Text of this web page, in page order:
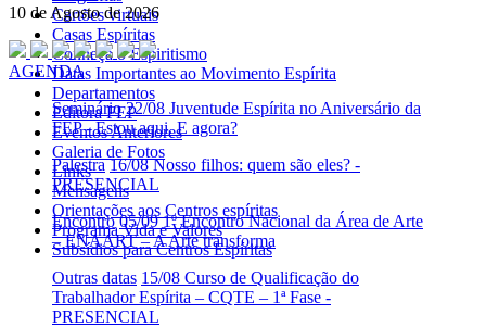
Cartões virtuais
Casas Espíritas
Conheça o Espiritismo
Datas Importantes ao Movimento Espírita
Departamentos
Editora FEP
Eventos Anteriores
Galeria de Fotos
Links
Mensagens
Orientações aos Centros espíritas
Programa Vida e Valores
Subsídios para Centros Espíritas
10 de Agosto de 2026
AGENDA
Seminário 22/08 Juventude Espírita no Aniversário da
FEP - Estou aqui. E agora?
Palestra 16/08 Nosso filhos: quem são eles? -
PRESENCIAL
Encontro 05/09 1º Encontro Nacional da Área de Arte
– ENAART – A Arte transforma
Outras datas 15/08 Curso de Qualificação do
Trabalhador Espírita – CQTE – 1ª Fase -
PRESENCIAL